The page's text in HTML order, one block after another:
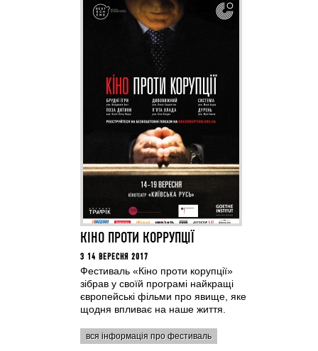
КІНО ПРОТИ КОРРУПЦІЇ
З 14 ВЕРЕСНЯ 2017
Фестиваль «Кіно проти корупції»
зібрав у своїй програмі найкращі
європейські фільми про явище, яке
щодня впливає на наше життя.
вся інформація про фестиваль